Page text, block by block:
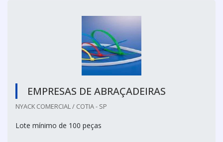
EMPRESAS DE ABRAÇADEIRAS
NYACK COMERCIAL / COTIA - SP
Lote mínimo de 100 peças